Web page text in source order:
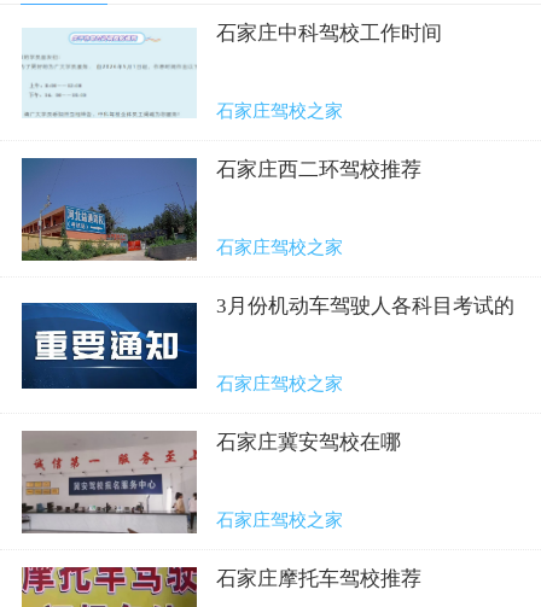
石家庄中科驾校工作时间
石家庄驾校之家
石家庄西二环驾校推荐
石家庄驾校之家
3月份机动车驾驶人各科目考试的
石家庄驾校之家
石家庄冀安驾校在哪
石家庄驾校之家
石家庄摩托车驾校推荐